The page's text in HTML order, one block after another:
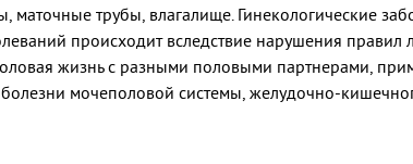
трубы, влагалище. Гинекологические
происходит вследствие нарушения правил
жизнь с разными половыми партнерами,
мочеполовой системы, желудочно-